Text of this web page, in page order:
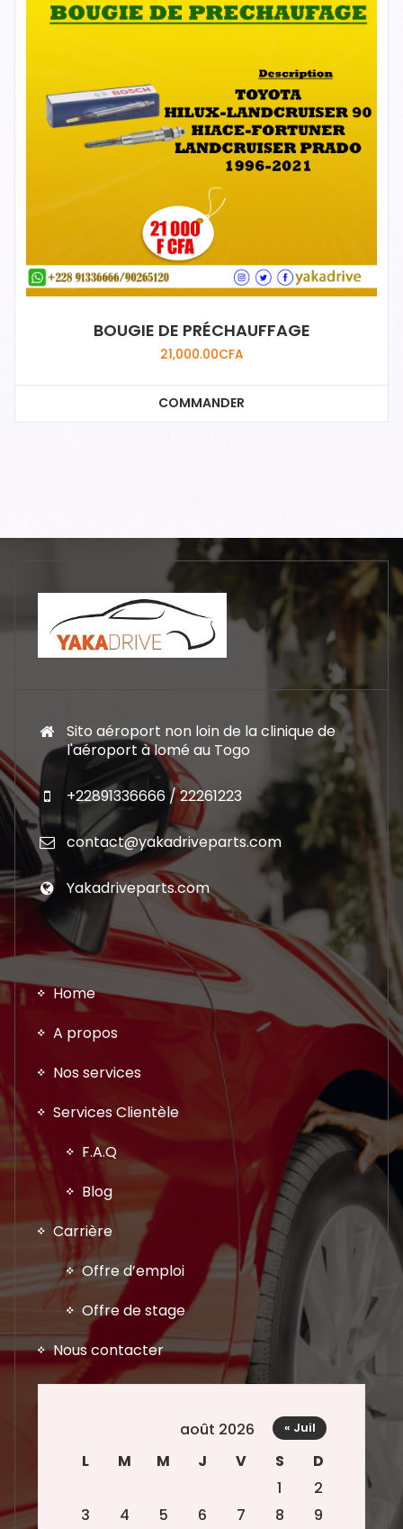
BOUGIE DE PRÉCHAUFFAGE
21,000.00CFA
COMMANDER
Sito aéroport non loin de la clinique de
l'aéroport à lomé au Togo
+22891336666 / 22261223
contact@yakadriveparts.com
Yakadriveparts.com
Home
A propos
Nos services
Services Clientèle
F.A.Q
Blog
Carrière
Offre d’emploi
Offre de stage
Nous contacter
août 2026
L
M M J V S
D
1
2
3
4 5 6 7 8 9
« Juil